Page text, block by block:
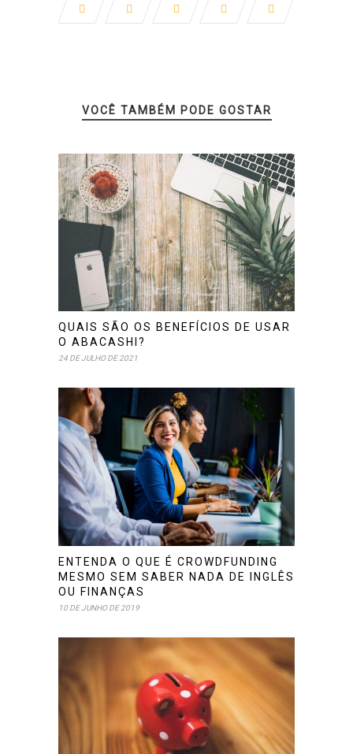
VOCÊ TAMBÉM PODE GOSTAR
QUAIS SÃO OS BENEFÍCIOS DE USAR
O ABACASHI?
24 DE JULHO DE 2021
ENTENDA O QUE É CROWDFUNDING
MESMO SEM SABER NADA DE INGLÊS
OU FINANÇAS
10 DE JUNHO DE 2019